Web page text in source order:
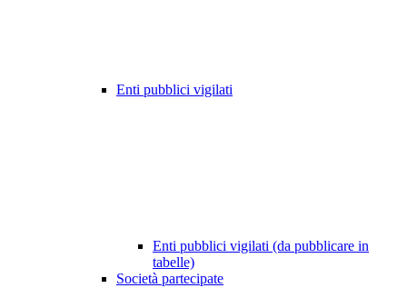
Enti pubblici vigilati
Enti pubblici vigilati (da pubblicare in
tabelle)
Società partecipate